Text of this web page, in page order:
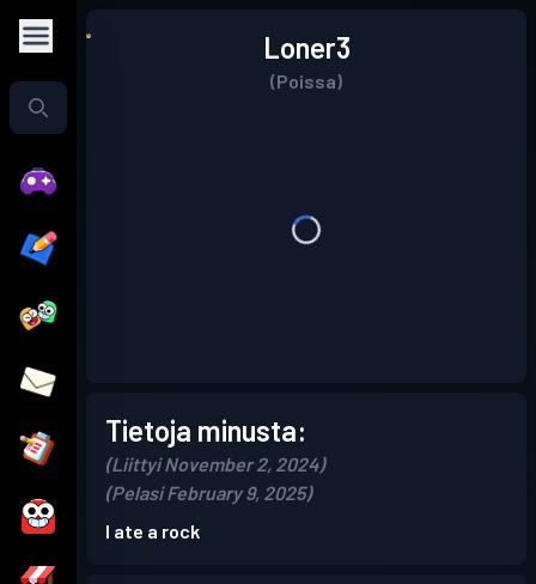
Loner3
(Poissa)
Tietoja minusta:
(Liittyi November 2, 2024)
(Pelasi February 9, 2025)
I ate a rock